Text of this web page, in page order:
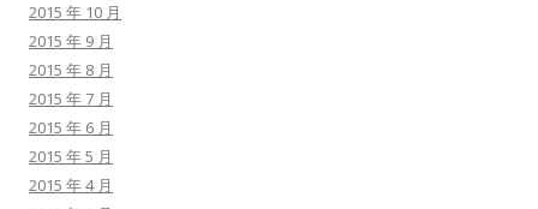
2015 年 10 月
2015 年 9 月
2015 年 8 月
2015 年 7 月
2015 年 6 月
2015 年 5 月
2015 年 4 月